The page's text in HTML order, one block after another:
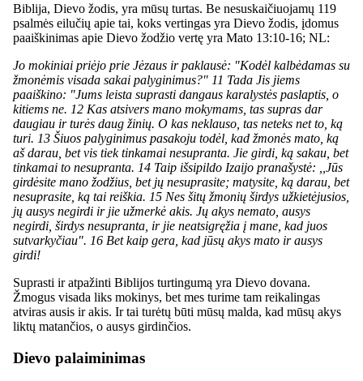
Biblija, Dievo žodis, yra mūsų turtas. Be nesuskaičiuojamų 119
psalmės eilučių apie tai, koks vertingas yra Dievo žodis, įdomus
paaiškinimas apie Dievo žodžio vertę yra Mato 13:10-16; NL:
Jo mokiniai priėjo prie Jėzaus ir paklausė: "Kodėl kalbėdamas su
žmonėmis visada sakai palyginimus?" 11 Tada Jis jiems
paaiškino: "Jums leista suprasti dangaus karalystės paslaptis, o
kitiems ne. 12 Kas atsivers mano mokymams, tas supras dar
daugiau ir turės daug žinių. O kas neklauso, tas neteks net to, ką
turi. 13 Šiuos palyginimus pasakoju todėl, kad žmonės mato, ką
aš darau, bet vis tiek tinkamai nesupranta. Jie girdi, ką sakau, bet
tinkamai to nesupranta. 14 Taip išsipildo Izaijo pranašystė: ,,Jūs
girdėsite mano žodžius, bet jų nesuprasite; matysite, ką darau, bet
nesuprasite, ką tai reiškia. 15 Nes šitų žmonių širdys užkietėjusios,
jų ausys negirdi ir jie užmerkė akis. Jų akys nemato, ausys
negirdi, širdys nesupranta, ir jie neatsigręžia į mane, kad juos
sutvarkyčiau". 16 Bet kaip gera, kad jūsų akys mato ir ausys
girdi!
Suprasti ir atpažinti Biblijos turtingumą yra Dievo dovana.
Žmogus visada liks mokinys, bet mes turime tam reikalingas
atviras ausis ir akis. Ir tai turėtų būti mūsų malda, kad mūsų akys
liktų matančios, o ausys girdinčios.
Dievo palaiminimas